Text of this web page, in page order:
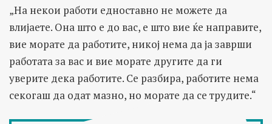
„На некои работи едноставно не можете да
влијаете. Она што е до вас, е што вие ќе направите,
вие морате да работите, никој нема да ја заврши
работата за вас и вие морате другите да ги
уверите дека работите. Се разбира, работите нема
секогаш да одат мазно, но морате да се трудите.“